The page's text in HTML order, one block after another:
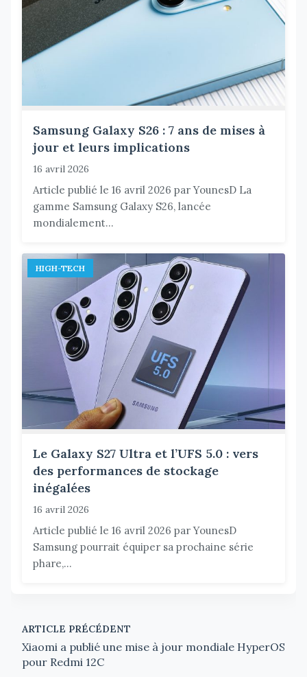
Samsung Galaxy S26 : 7 ans de mises à
jour et leurs implications
16 avril 2026
Article publié le 16 avril 2026 par YounesD La
gamme Samsung Galaxy S26, lancée
mondialement...
HIGH-TECH
Le Galaxy S27 Ultra et l’UFS 5.0 : vers
des performances de stockage
inégalées
16 avril 2026
Article publié le 16 avril 2026 par YounesD
Samsung pourrait équiper sa prochaine série
phare,...
ARTICLE PRÉCÉDENT
Xiaomi a publié une mise à jour mondiale HyperOS
pour Redmi 12C